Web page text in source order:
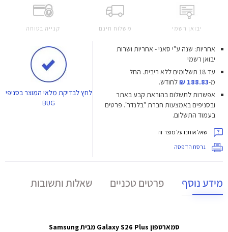
יבואן רשמי משלוח חינם קנייה בטוחה
אחריות: שנה ע"י סאני - אחריות ושרות
יבואן רשמי
עד 18 תשלומים ללא ריבית.
החל
מ-188.83 ₪
לחודש.
אפשרות לתשלום בהוראת קבע באתר
ובסניפים באמצעות חברת "בלנדר". פרטים
בעמוד התשלום.
שאל אותנו על מוצר זה
גרסת הדפסה
לחץלבדיקת מלאי המוצר בסניפי
BUG
מידע נוסף פרטים טכניים שאלות ותשובות
סמארטפון Galaxy S26 Plus מבית Samsung